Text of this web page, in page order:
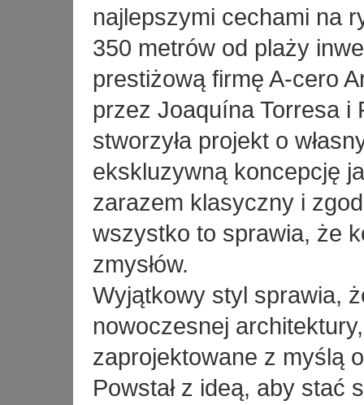
najlepszymi cechami na
350 metrów od plaży
prestiżową firmę A-cero
przez Joaquína Torresa i
stworzyła projekt o
ekskluzywną koncepcję
zarazem klasyczny i
wszystko to sprawia, że
zmysłów.
Wyjątkowy styl sprawia,
nowoczesnej
zaprojektowane z myślą
Powstał z ideą, aby stać